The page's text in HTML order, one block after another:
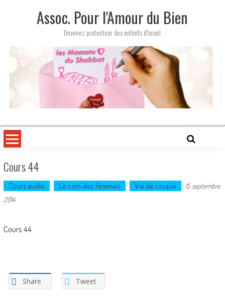
Assoc. Pour l'Amour du Bien
Devenez protecteur des enfants d'Israël
Cours 44
Cours audio Le coin des femmes Vie de couple
15 septembre
2014
Cours 44
Share Tweet